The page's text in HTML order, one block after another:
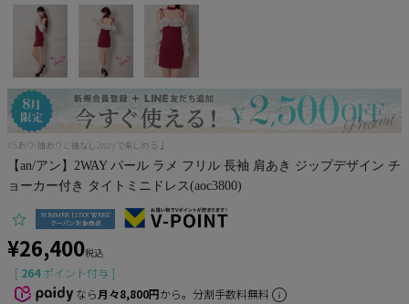
XSあり!袖ありと袖なし2wayで楽しめる♩
【an/アン】2WAY パール ラメ フリル 長袖 肩あき ジップデザイン チ
ョーカー付き タイトミニドレス(aoc3800)
¥26,400税込
[ 264 ポイント付与 ]
なら月々8,800円から。分割手数料無料